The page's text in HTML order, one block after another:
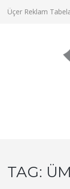
Üçer Reklam
TAG: